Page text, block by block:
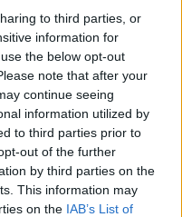
to third parties, or
information for
the below opt-out
note that after your
continue seeing
information utilized by
to third parties prior to
out of the further
by third parties on the
This information may
on the IAB’s List of